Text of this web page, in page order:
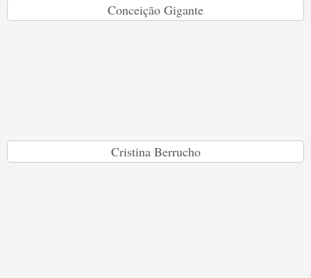
Conceição Gigante
Cristina Berrucho